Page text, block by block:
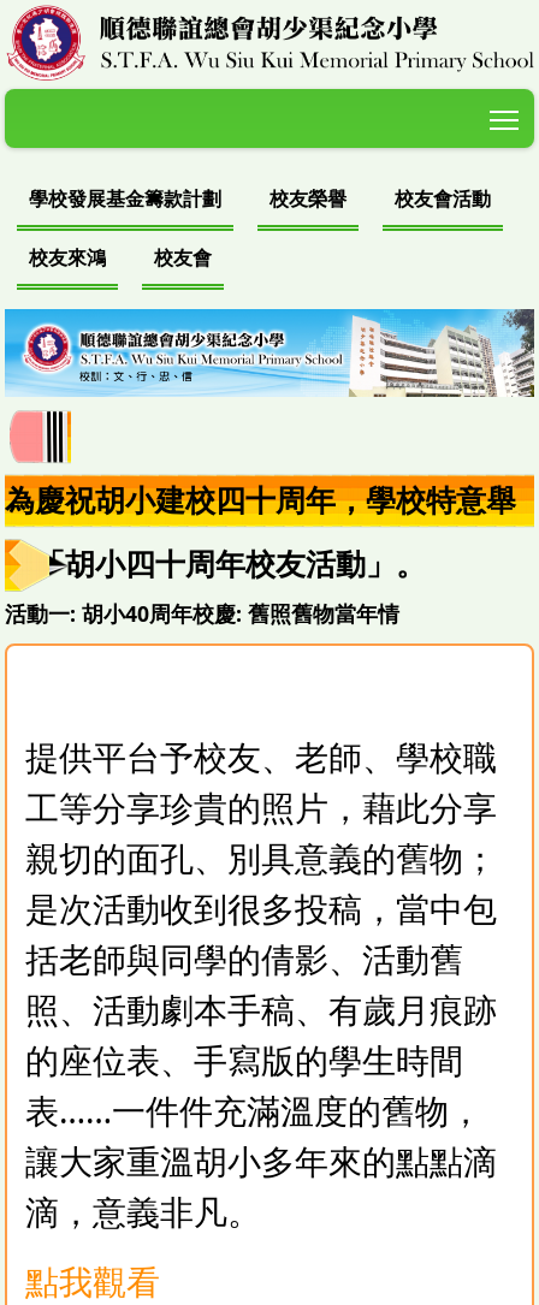
學校發展基金籌款計劃 校友榮譽 校友會活動
校友來鴻 校友會
為慶祝胡小建校四十周年，學校特意舉
辦「胡小四十周年校友活動」。
活動一: 胡小40周年校慶: 舊照舊物當年情
提供平台予校友、老師、學校職
工等分享珍貴的照片，藉此分享
親切的面孔、別具意義的舊物；
是次活動收到很多投稿，當中包
括老師與同學的倩影、活動舊
照、活動劇本手稿、有歲月痕跡
的座位表、手寫版的學生時間
表……一件件充滿溫度的舊物，
讓大家重溫胡小多年來的點點滴
滴，意義非凡。
點我觀看